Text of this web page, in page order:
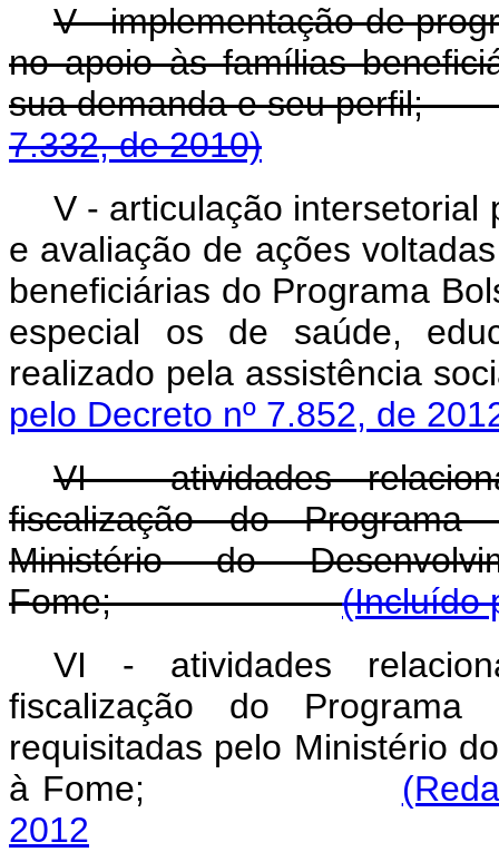
V - implementação de
no apoio às famílias
sua demanda e
7.332, de 2010)
V - articulação intersetorial
e avaliação de ações
beneficiárias do Programa
especial os de saúde,
realizado pela
pelo Decreto nº 7.852, de
VI - atividades
fiscalização do Programa
Ministério do
Fome;(Incluído
VI - atividades
fiscalização do Programa
requisitadas pelo Ministério
à Fome;
2012